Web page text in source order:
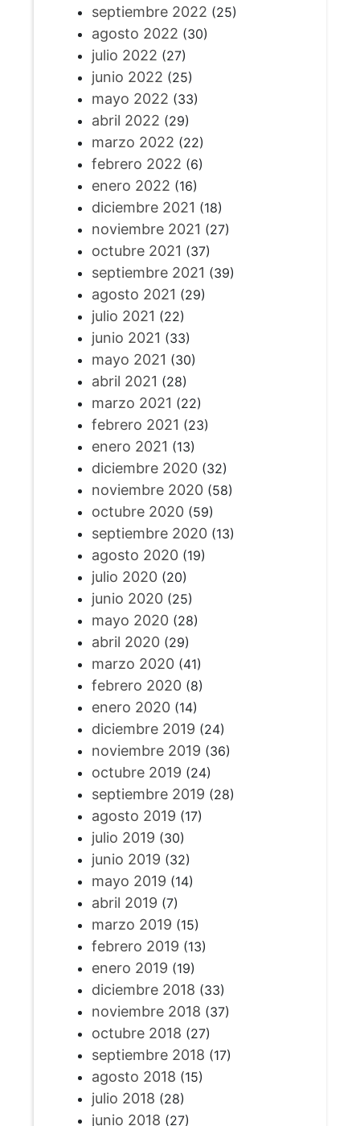
septiembre 2022 (25)
agosto 2022 (30)
julio 2022 (27)
junio 2022 (25)
mayo 2022 (33)
abril 2022 (29)
marzo 2022 (22)
febrero 2022 (6)
enero 2022 (16)
diciembre 2021 (18)
noviembre 2021 (27)
octubre 2021 (37)
septiembre 2021 (39)
agosto 2021 (29)
julio 2021 (22)
junio 2021 (33)
mayo 2021 (30)
abril 2021 (28)
marzo 2021 (22)
febrero 2021 (23)
enero 2021 (13)
diciembre 2020(32)
noviembre 2020(58)
octubre 2020(59)
septiembre 2020(13)
agosto 2020(19)
julio 2020(20)
junio 2020(25)
mayo 2020(28)
abril 2020(29)
marzo 2020(41)
febrero 2020(8)
enero 2020(14)
diciembre 2019 (24)
noviembre 2019 (36)
octubre 2019 (24)
septiembre 2019 (28)
agosto 2019 (17)
julio 2019 (30)
junio 2019 (32)
mayo 2019 (14)
abril 2019 (7)
marzo 2019 (15)
febrero 2019 (13)
enero 2019 (19)
diciembre 2018 (33)
noviembre 2018 (37)
octubre 2018 (27)
septiembre 2018 (17)
agosto 2018 (15)
julio 2018 (28)
junio 2018 (27)